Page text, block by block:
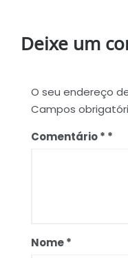
Deixe um
O seu endereço
Campos
Comentário*
Nome*